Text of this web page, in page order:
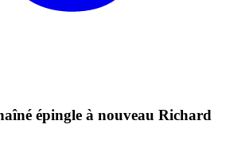
épingle à nouveau Richard